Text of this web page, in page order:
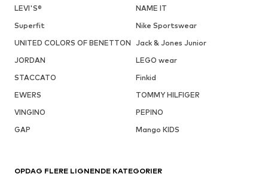
LEVI'S®
NAME IT
Superfit
Nike Sportswear
UNITED COLORS OF BENETTON Jack & Jones Junior
JORDAN
LEGO wear
STACCATO
Finkid
EWERS
TOMMY HILFIGER
VINGINO
PEPINO
GAP
Mango KIDS
OPDAG FLERE LIGNENDE KATEGORIER